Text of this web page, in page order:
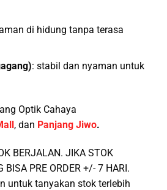
di hidung tanpa terasa
: stabil dan nyaman untuk
Optik Cahaya
, dan Panjang Jiwo.
BERJALAN. JIKA STOK
BISA PRE ORDER +/- 7 HARI.
untuk tanyakan stok terlebih